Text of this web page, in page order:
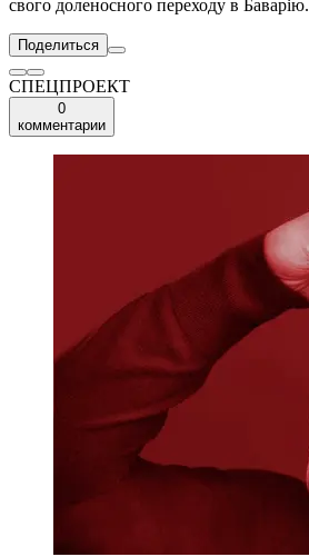
свого доленосного переходу в Баварію.
Поделиться
СПЕЦПРОЕКТ
0
комментарии